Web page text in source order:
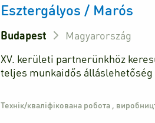
Esztergályos / Marós
Budapest
Magyarország
XV. kerületi partnerünkhöz
teljes munkaidős álláslehetőség
Технік/кваліфікована робота